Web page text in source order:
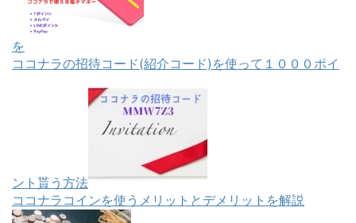
を
ココナラの招待コード(紹介コード)を使って１０００ポイ
ント貰う方法
ココナラコインを使うメリットとデメリットを解説